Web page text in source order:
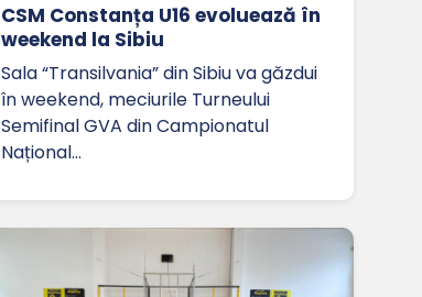
CSM Constanța U16 evoluează în
weekend la Sibiu
Sala “Transilvania” din Sibiu va găzdui
în weekend, meciurile Turneului
Semifinal GVA din Campionatul
Național…